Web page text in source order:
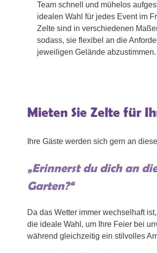
Team schnell und mühelos
idealen Wahl für jedes Event im
Zelte sind in verschiedenen
sodass, sie flexibel an die
jeweiligen Gelände abzustimmen.
Mieten Sie Zelte für
Ihre Gäste werden sich gern an
„Erinnerst du dich an
Garten?“
Da das Wetter immer wechselhaft
die ideale Wahl, um Ihre Feier bei
während gleichzeitig ein stilvolles